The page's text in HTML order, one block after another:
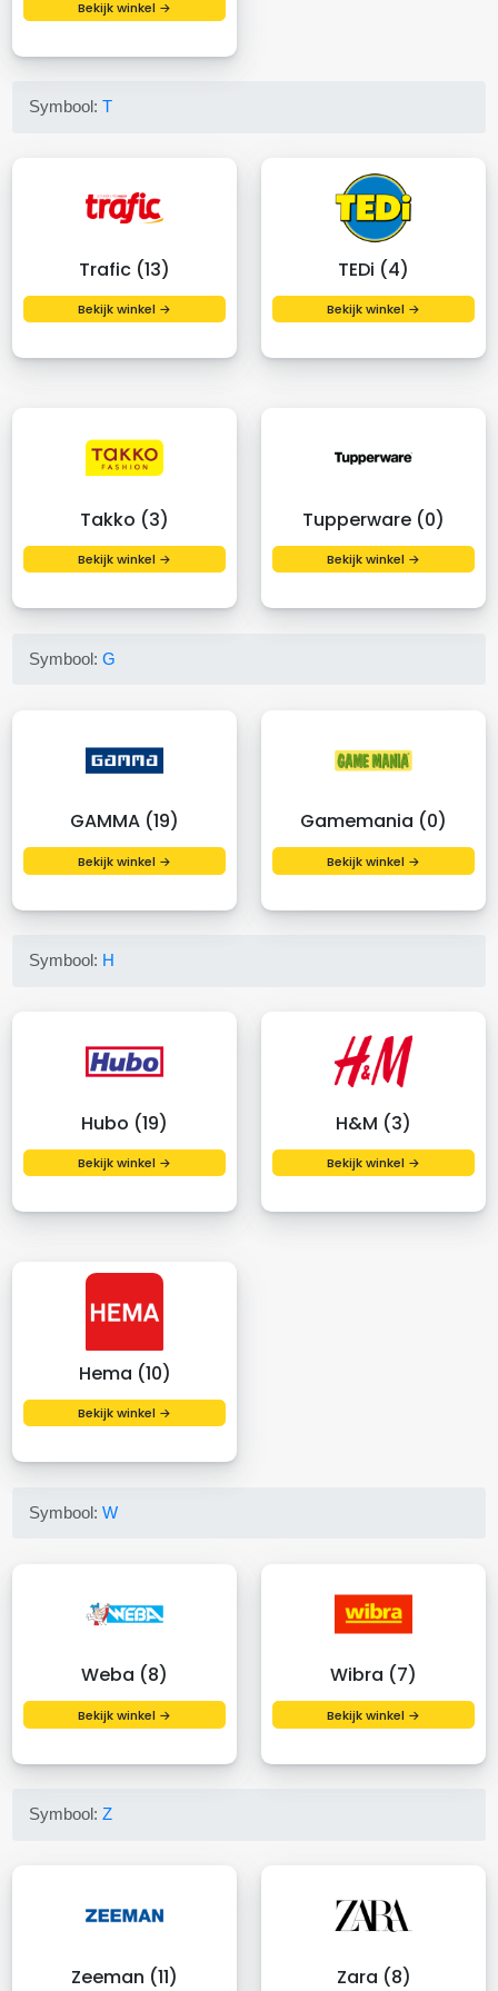
Bekijk winkel →
Symbool:T
Trafic (13)
Bekijk winkel →
TEDi (4)
Bekijk winkel →
Takko (3)
Bekijk winkel →
Tupperware (0)
Bekijk winkel →
Symbool:G
GAMMA (19)
Bekijk winkel →
Gamemania (0)
Bekijk winkel →
Symbool: H
Hubo (19)
Bekijk winkel →
H&M (3)
Bekijk winkel →
Hema (10)
Bekijk winkel →
Symbool:W
Weba (8)
Bekijk winkel →
Wibra (7)
Bekijk winkel →
Symbool:Z
Zeeman (11) Zara (8)